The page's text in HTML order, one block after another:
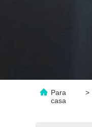
Para
casa
>